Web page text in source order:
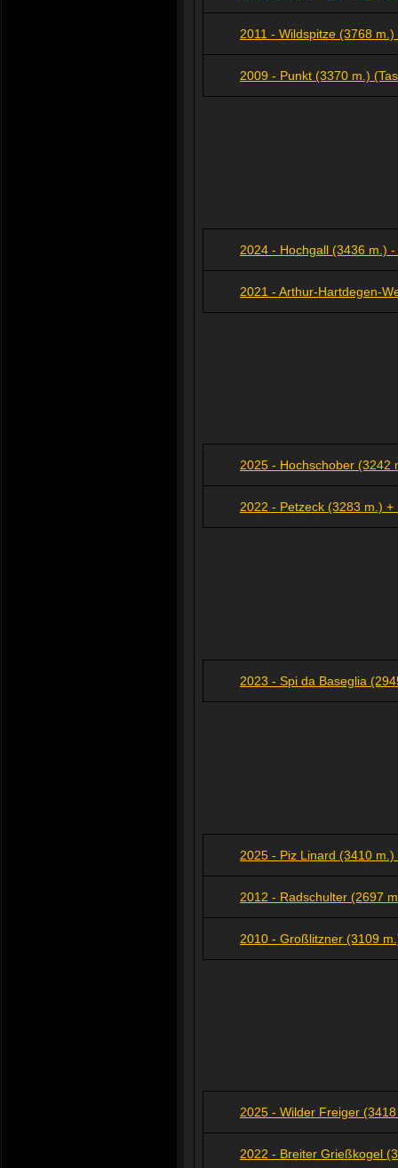
2011 - Wildspitze (3768
2009 - Punkt (3370 m.)
2024 - Hochgall (3436 m.)
2021 - Arthur-Hartdegen-
2025 - Hochschober (3242
2022 - Petzeck (3283 m.)
2023 - Spi da Baseglia
2025 - Piz Linard (3410 m.)
2012 - Radschulter (2697
2010 - Großlitzner (3109
2025 - Wilder Freiger
2022 - Breiter Grießkogel